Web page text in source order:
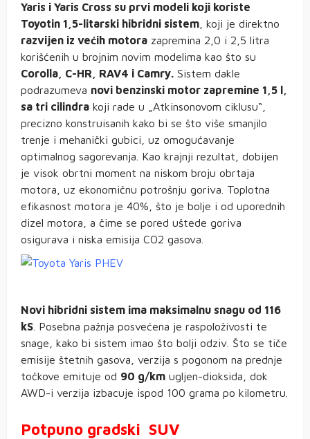
Yaris i Yaris Cross su prvi modeli koji koriste
Toyotin 1,5-litarski hibridni sistem , koji je direktno
razvijen iz većih motora zapremina 2,0 i 2,5 litra
korišćenih u brojnim novim modelima kao što su
Corolla, C-HR, RAV4 i Camry. Sistem dakle
podrazumeva novi benzinski motor zapremine 1,5 l,
sa tri cilindra koji rade u „Atkinsonovom ciklusu“,
precizno konstruisanih kako bi se što više smanjilo
trenje i mehanički gubici, uz omogućavanje
optimalnog sagorevanja. Kao krajnji rezultat, dobijen
je visok obrtni moment na niskom broju obrtaja
motora, uz ekonomičnu potrošnju goriva. Toplotna
efikasnost motora je 40%, što je bolje i od uporednih
dizel motora, a čime se pored uštede goriva
osigurava i niska emisija CO2 gasova.
Novi hibridni sistem ima maksimalnu snagu od 116
kS . Posebna pažnja posvećena je raspoloživosti te
snage, kako bi sistem imao što bolji odziv. Što se tiče
emisije štetnih gasova, verzija s pogonom na prednje
točkove emituje od 90 g/km ugljen-dioksida, dok
AWD-i verzija izbacuje ispod 100 grama po kilometru.
Potpuno gradski SUV